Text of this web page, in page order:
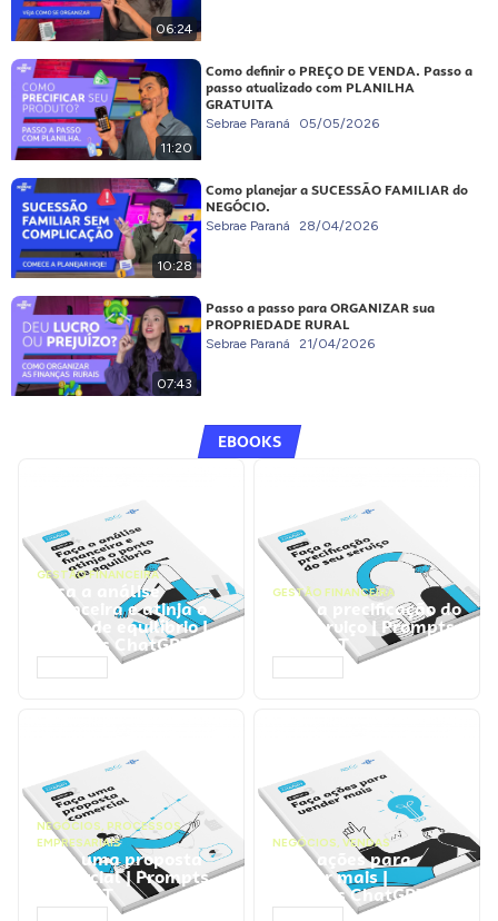
06:24
11:20
Como definir o PREÇO DE VENDA. Passo a
passo atualizado com PLANILHA
GRATUITA
Sebrae Paraná 05/05/2026
10:28
Como planejar a SUCESSÃO FAMILIAR do
NEGÓCIO.
Sebrae Paraná 28/04/2026
07:43
Passo a passo para ORGANIZAR sua
PROPRIEDADE RURAL
Sebrae Paraná 21/04/2026
EBOOKS
GESTÃO FINANCEIRA
Faça a análise
financeira e atinja o
ponto de equilíbrio |
Prompts ChatGPT
GESTÃO FINANCEIRA
Faça a precificação do
seu serviço | Prompts
ChatGPT
NEGÓCIOS, PROCESSOS
EMPRESARIAIS
Faça uma proposta
comercial | Prompts
ChatGPT
NEGÓCIOS, VENDAS
Faça ações para
vender mais |
Prompts ChatGPT